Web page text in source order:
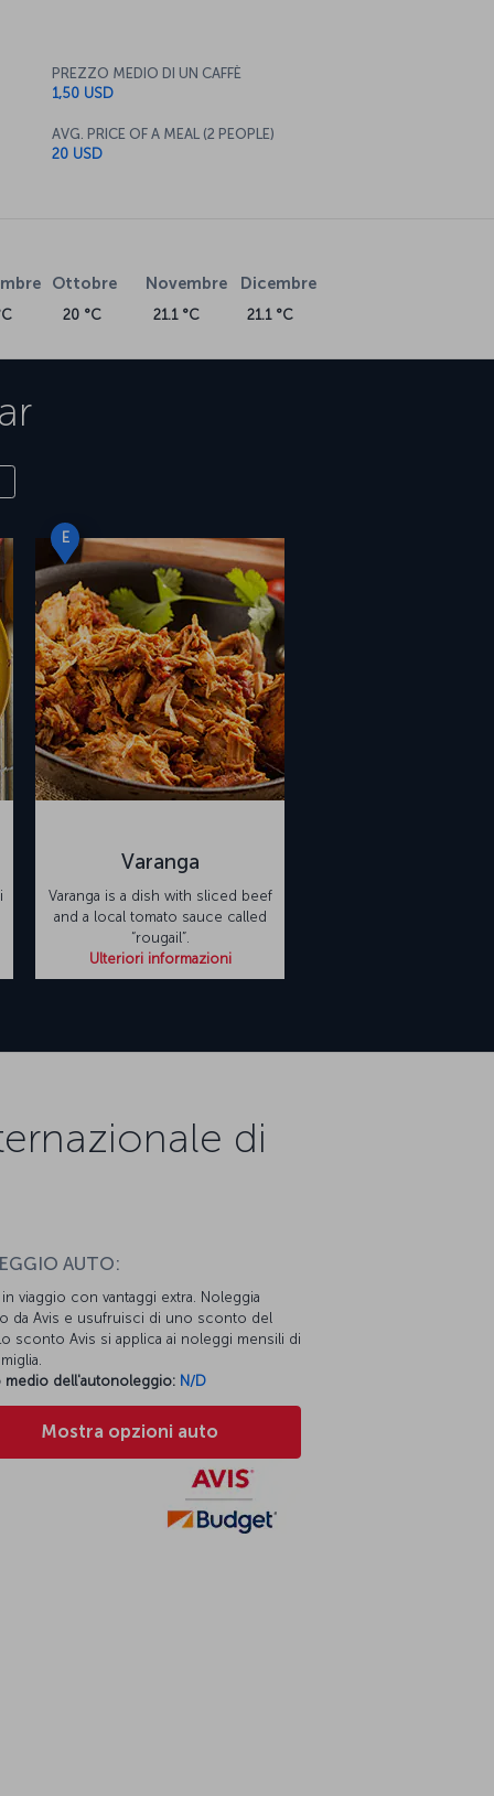
PREZZO MEDIO DI UN CAFFÈ
1,50 USD
AVG. PRICE OF A MEAL (2 PEOPLE)
20 USD
Ottobre
20 °C
Novembre
21.1 °C
Dicembre
21.1 °C
E
Varanga
Varanga is a dish with sliced beef
and a local tomato sauce called
“rougail”.
Ulteriori informazioni
di
AUTO:
viaggio con vantaggi extra. Noleggia
da Avis e usufruisci di uno sconto del
sconto Avis si applica ai noleggi mensili di
medio dell'autonoleggio: N/D
Mostra opzioni auto